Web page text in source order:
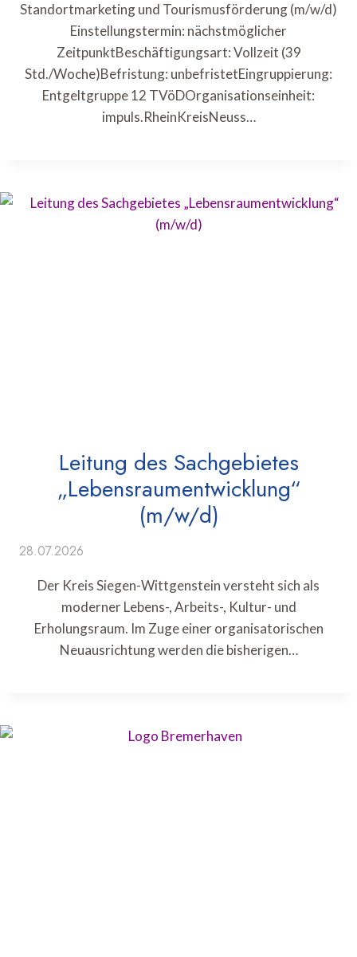
Standortmarketing und Tourismusförderung (m/w/d)
Einstellungstermin: nächstmöglicher
ZeitpunktBeschäftigungsart: Vollzeit (39
Std./Woche)Befristung: unbefristetEingruppierung:
Entgeltgruppe 12 TVöDOrganisationseinheit:
impuls.RheinKreisNeuss…
Leitung des Sachgebietes
„Lebensraumentwicklung“
(m/w/d)
28.07.2026
Der Kreis Siegen-Wittgenstein versteht sich als
moderner Lebens-, Arbeits-, Kultur- und
Erholungsraum. Im Zuge einer organisatorischen
Neuausrichtung werden die bisherigen…